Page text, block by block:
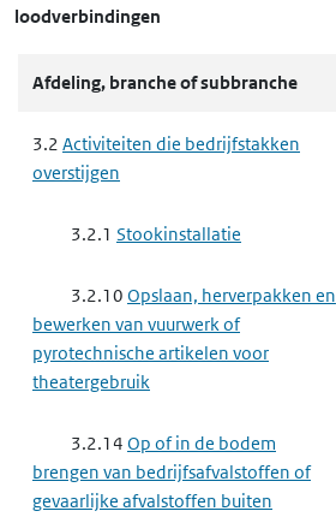
loodverbindingen
Afdeling, branche of subbranche
3.2 Activiteiten die bedrijfstakken
overstijgen
3.2.1 Stookinstallatie
3.2.10 Opslaan, herverpakken en
bewerken van vuurwerk of
pyrotechnische artikelen voor
theatergebruik
3.2.14 Op of in de bodem
brengen van bedrijfsafvalstoffen of
gevaarlijke afvalstoffen buiten